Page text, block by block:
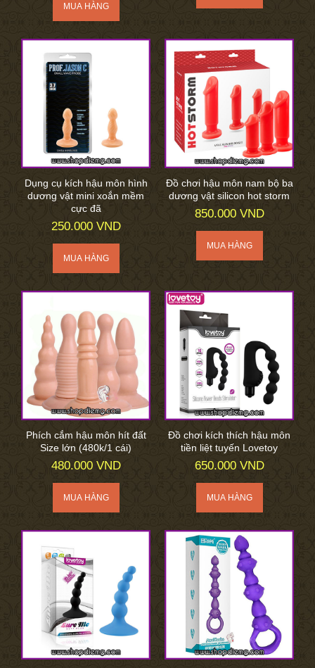
Dụng cụ kích hậu môn hình
dương vật mini xoắn mềm
cực đã
250.000 VND
Đồ chơi hậu môn nam bộ ba
dương vật silicon hot storm
850.000 VND
Phích cắm hậu môn hít đất
Size lớn (480k/1 cái)
480.000 VND
Đồ chơi kích thích hậu môn
tiền liệt tuyến Lovetoy
650.000 VND